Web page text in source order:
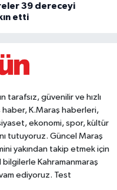
39 dereceyi
etti
tarafsız, güvenilir ve hızlı
haber, K.Maraş haberleri,
ekonomi, spor, kültür
tutuyoruz. Güncel Maraş
yakından takip etmek için
Kahramanmaraş
ediyoruz. Test